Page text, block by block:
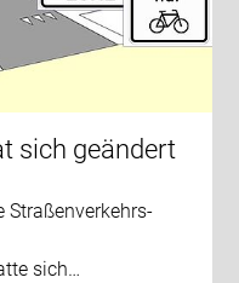
sich geändert
Straßenverkehrs-
sich…